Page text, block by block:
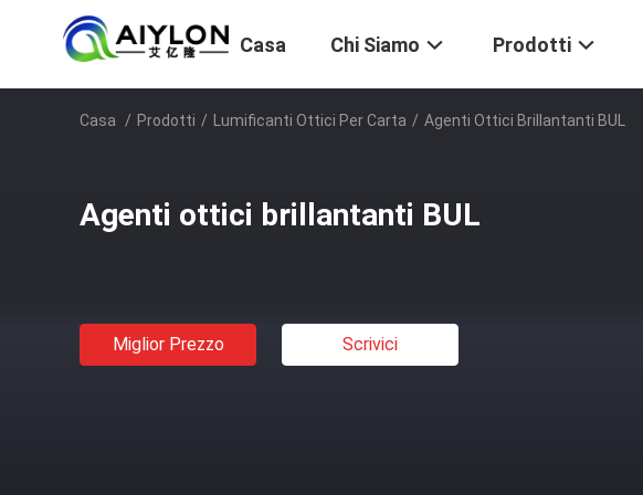
Casa Chi Siamo Prodotti
Casa / Prodotti / Lumificanti Ottici Per Carta / Agenti Ottici Brillantanti BUL
Agenti ottici brillantanti BUL
Miglior Prezzo Scrivici